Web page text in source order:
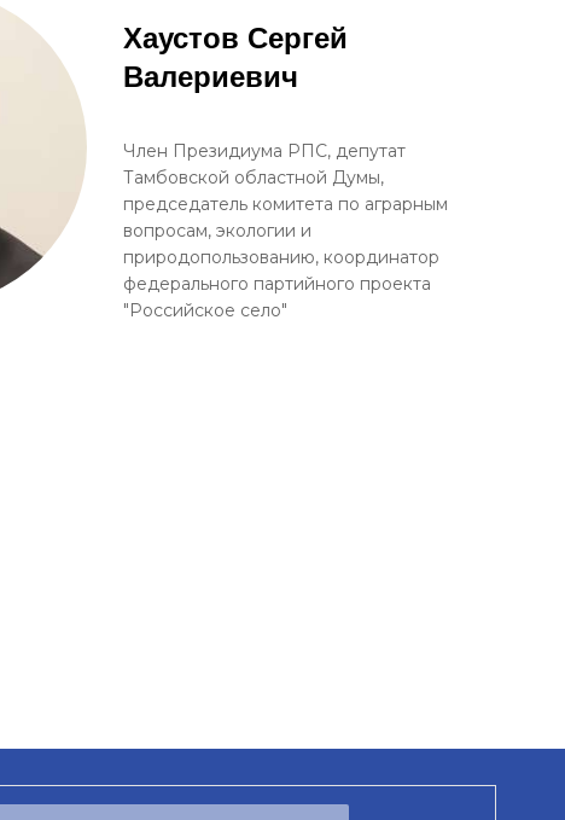
Хаустов Сергей
Валериевич
Член Президиума РПС, депутат
Тамбовской областной Думы,
председатель комитета по аграрным
вопросам, экологии и
природопользованию, координатор
федерального партийного проекта
"Российское село"